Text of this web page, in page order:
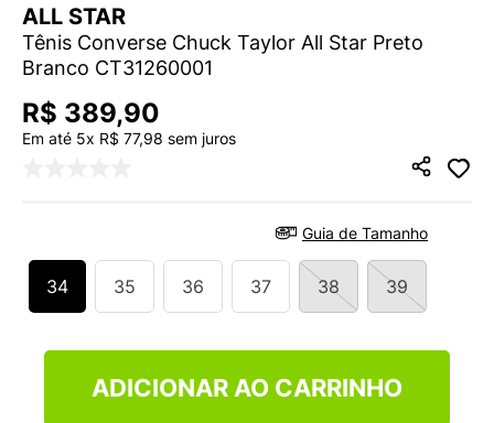
ALL STAR
Tênis Converse Chuck Taylor All Star Preto
Branco CT31260001
R$ 389,90
Em até 5x R$ 77,98 sem juros
Guia de Tamanho
34 35 36 37 38 39
ADICIONAR AO CARRINHO
4º
MELISSAS MINI BABY
5
ADIDAS
º
7 º
MELISSA SLIDE